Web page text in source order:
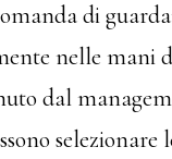
di
nelle mani
dal